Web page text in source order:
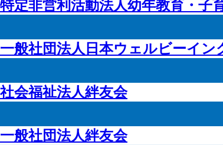
特定非営利活動法人幼年教育・子
一般社団法人日本ウェルビーイン
社会福祉法人絆友会
一般社団法人絆友会